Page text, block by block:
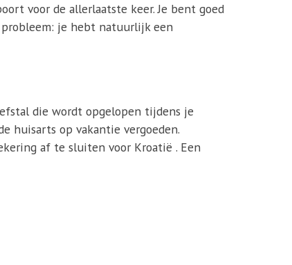
voor de allerlaatste keer. Je bent goed
je hebt natuurlijk een
die wordt opgelopen tijdens je
huisarts op vakantie vergoeden.
af te sluiten voor Kroatië . Een